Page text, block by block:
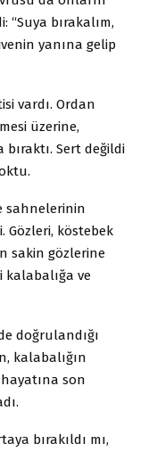
“Suya bırakalım,
yanına gelip
vardı. Ordan
üzerine,
Sert değildi
sahnelerinin
Gözleri, köstebek
sakin gözlerine
kalabalığa ve
doğrulandığı
kalabalığın
son
bırakıldı mı,